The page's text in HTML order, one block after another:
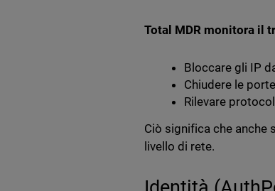
Total MDR monitora il
Bloccare gli IP
Chiudere le
Rilevare
Ciò significa che anche
livello di rete.